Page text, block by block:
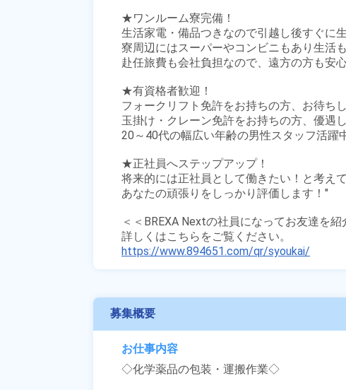
★ワンルーム寮完備！
生活家電・備品つきなので引越し後すぐに生
寮周辺にはスーパーやコンビニもあり生活も
赴任旅費も会社負担なので、遠方の方も安心
★有資格者歓迎！
フォークリフト免許をお持ちの方、お待ち
玉掛け・クレーン免許をお持ちの方、優遇
20～40代の幅広い年齢の男性スタッフ活躍
★正社員へステップアップ！
将来的には正社員として働きたい！と考え
あなたの頑張りをしっかり評価します！"
＜＜BREXA Nextの社員になってお友達を
https://www.894651.com/qr/syoukai/
募集概要
お仕事内容
◇化学薬品の包装・運搬作業◇